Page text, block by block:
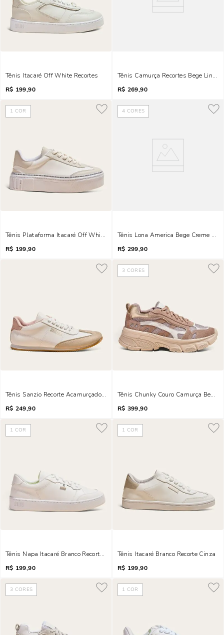
Tênis Itacaré Off White Recortes
R$ 199,90
Tênis Camurça Recortes Bege Linho
R$ 269,90
1 COR
Tênis Plataforma Itacaré Off White E Cinza
R$ 199,90
4 CORES
Tênis Lona America Bege Creme
R$ 299,90
Tênis Sanzio Recorte Acamurçado Bege Egido
R$ 249,90
3 CORES
Tênis Chunky Couro Camurça Bege
R$ 399,90
1 COR
Tênis Napa Itacaré Branco Recortes
R$ 199,90
1 COR
Tênis Itacaré Branco Recorte Cinza
R$ 199,90
3 CORES 1 COR